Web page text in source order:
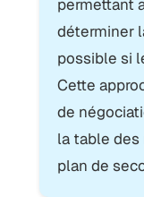
permettant
déterminer
possible si
Cette
de
la table des
plan de